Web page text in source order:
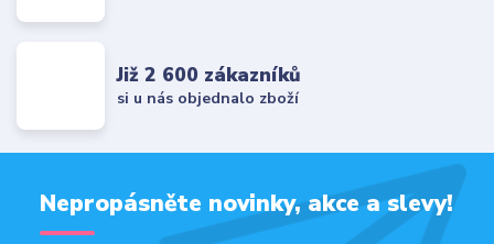
Již 2 600 zákazníků
si u nás objednalo zboží
Nepropásněte novinky, akce a slevy!